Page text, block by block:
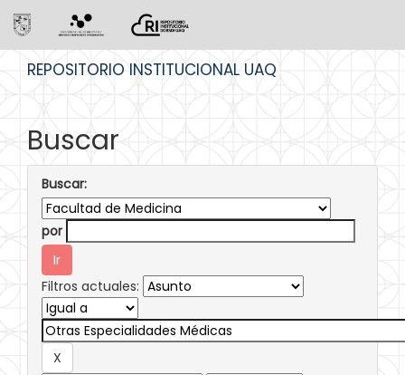
REPOSITORIO INSTITUCIONAL UAQ
Buscar
Buscar:
por
Filtros actuales: